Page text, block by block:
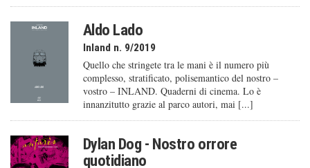
Aldo Lado
Inland n. 9/2019
Quello che stringete tra le mani è il numero più
complesso, stratificato, polisemantico del nostro –
vostro – INLAND. Quaderni di cinema. Lo è
innanzitutto grazie al parco autori, mai [...]
Dylan Dog - Nostro orrore
quotidiano